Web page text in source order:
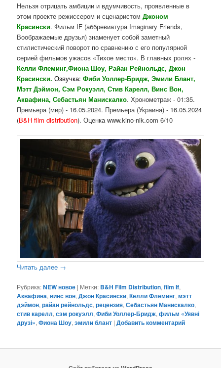
Нельзя отрицать амбиции и вдумчивость, проявленные в
этом проекте режиссером и сценаристомДжоном
Красински. Фильм IF (аббревиатура Imaginary Friends,
Воображаемые друзья) знаменует собой заметный
стилистический поворот по сравнению с его популярной
серией фильмов ужасов «Тихое место». В главных ролях -
Келли Флеминг,Фиона Шоу, Райан Рейнольдс, Джон
Красински.Озвучка:Фиби Уоллер-Бридж, Эмили Блант,
Мэтт Дэймон, Сэм Рокуэлл, Стив Карелл, Винс Вон,
Аквафина, Себастьян Манискалко. Хронометраж - 01:35.
Премьера (мир) - 16.05.2024. Премьера (Украина) - 16.05.2024
(B&H film distribution). Оценка www.kino-nik.com 6/10
Читать далее →
Рубрика:NEW новое | Метки: B&H Film Distribution,film If,
Аквафина,винс вон,Джон Красински,Келли Флеминг,мэтт
дэймон,райан рейнольдс,рецензия,Себастьян Манискалко,
стив карелл,сэм рокуэлл,Фиби Уоллер-Бридж,фильм «Уявні
друзі»,Фиона Шоу,эмили блант |Добавить комментарий